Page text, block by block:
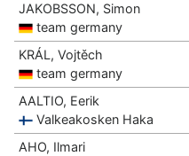
JAKOBSSON, Simon
team germany
KRÁL, Vojtěch
team germany
AALTIO, Eerik
Valkeakosken Haka
AHO, Ilmari